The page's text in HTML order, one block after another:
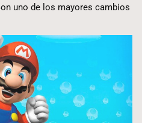
uno de los mayores cambios